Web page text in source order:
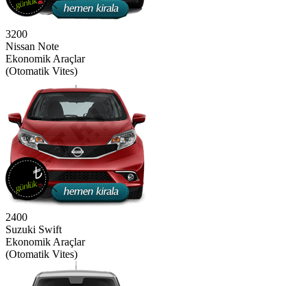
3200
Nissan Note
Ekonomik Araçlar
(Otomatik Vites)
2400
Suzuki Swift
Ekonomik Araçlar
(Otomatik Vites)